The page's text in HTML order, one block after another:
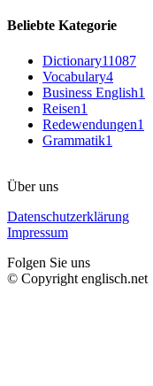
Beliebte Kategorie
Dictionary11087
Vocabulary4
Business English1
Reisen1
Redewendungen1
Grammatik1
Über uns
Datenschutzerklärung
Impressum
Folgen Sie uns
© Copyright englisch.net